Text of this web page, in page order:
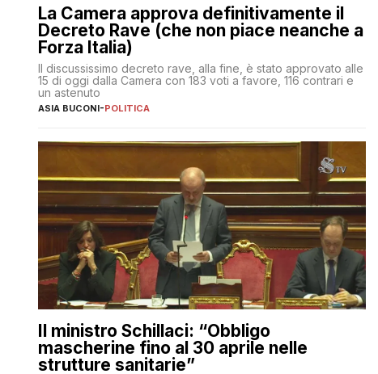
La Camera approva definitivamente il
Decreto Rave (che non piace neanche a
Forza Italia)
Il discussissimo decreto rave, alla fine, è stato approvato alle
15 di oggi dalla Camera con 183 voti a favore, 116 contrari e
un astenuto
ASIA BUCONI-POLITICA
Il ministro Schillaci: “Obbligo
mascherine fino al 30 aprile nelle
strutture sanitarie”